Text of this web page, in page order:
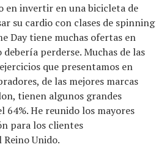
en invertir en una bicicleta de
su cardio con clases de spinning
Day tiene muchas ofertas en
perderse. Muchas de las
que presentamos en
de las mejores marcas
tienen algunos grandes
64%. He reunido los mayores
para los clientes
Reino Unido.